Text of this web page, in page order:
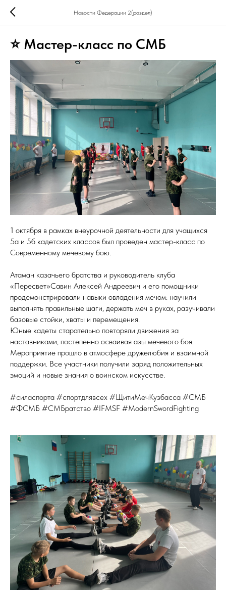
Новости Федерации 2(раздел)
⭐ Мастер-класс по СМБ
1 октября в рамках внеурочной деятельности для учащихся
5а и 5б кадетских классов был проведен мастер-класс по
Современному мечевому бою.
Атаман казачьего братства и руководитель клуба
«Пересвет»Савин Алексей Андреевич и его помощники
продемонстрировали навыки овладения мечом: научили
выполнять правильные шаги, держать меч в руках, разучивали
базовые стойки, хваты и перемещения.
Юные кадеты старательно повторяли движения за
наставниками, постепенно осваивая азы мечевого боя.
Мероприятие прошло в атмосфере дружелюбия и взаимной
поддержки. Все участники получили заряд положительных
эмоций и новые знания о воинском искусстве.
#силаспорта #спортдлявсех #ЩитиМечКузбасса #СМБ
#ФСМБ #СМБратство #IFMSF #ModernSwordFighting